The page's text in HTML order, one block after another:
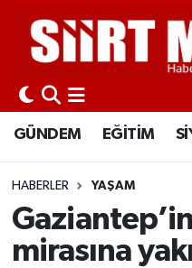
GÜNDEM EĞİTİM
HABERLER YAŞAM
mirasına
GÜNDEM
EĞİTİM
SİYASET
EKONOMİ
SPOR
Siirt Nöbetçi
Siirt Hava Durumu
Siirt Namaz
Siirt Trafik
Süper Lig Puan